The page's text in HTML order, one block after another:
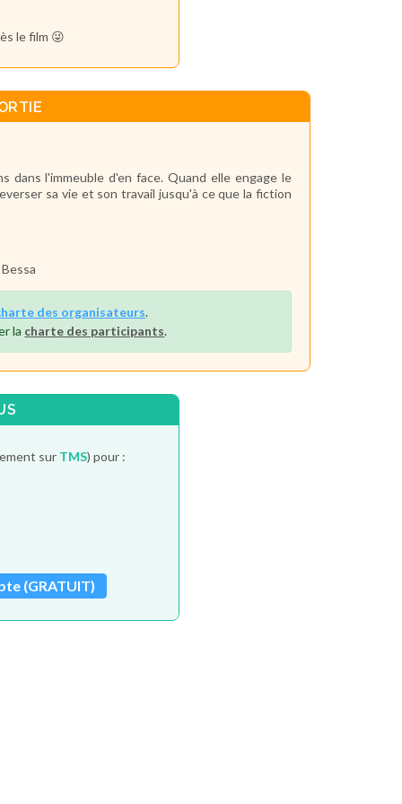
le film 😜
dans l'immeuble d'en face. Quand elle engage le
sa vie et son travail jusqu'à ce que la fiction
Bessa
des organisateurs.
la charte des participants.
sur TMS) pour :
(GRATUIT)